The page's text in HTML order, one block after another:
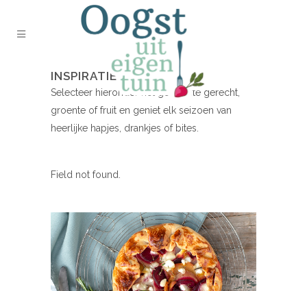
INSPIRATIE NODIG?
Selecteer hieronder het gewenste gerecht,
groente of fruit en geniet elk seizoen van
heerlijke hapjes, drankjes of bites.
Field not found.